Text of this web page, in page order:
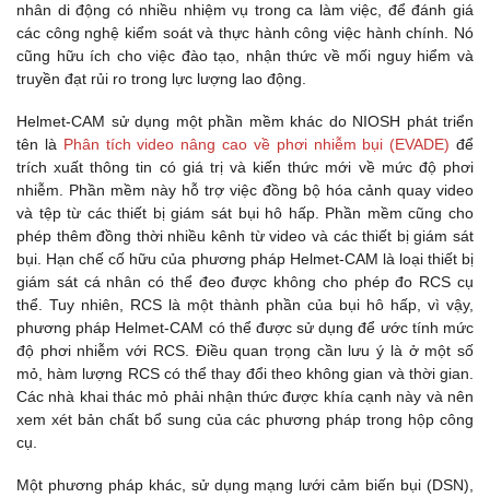
nhân di động có nhiều nhiệm vụ trong ca làm việc, để đánh giá
các công nghệ kiểm soát và thực hành công việc hành chính. Nó
cũng hữu ích cho việc đào tạo, nhận thức về mối nguy hiểm và
truyền đạt rủi ro trong lực lượng lao động.
Helmet-CAM sử dụng một phần mềm khác do NIOSH phát triển
tên là Phân tích video nâng cao về phơi nhiễm bụi (EVADE) để
trích xuất thông tin có giá trị và kiến ​​thức mới về mức độ phơi
nhiễm. Phần mềm này hỗ trợ việc đồng bộ hóa cảnh quay video
và tệp từ các thiết bị giám sát bụi hô hấp. Phần mềm cũng cho
phép thêm đồng thời nhiều kênh từ video và các thiết bị giám sát
bụi. Hạn chế cố hữu của phương pháp Helmet-CAM là loại thiết bị
giám sát cá nhân có thể đeo được không cho phép đo RCS cụ
thể. Tuy nhiên, RCS là một thành phần của bụi hô hấp, vì vậy,
phương pháp Helmet-CAM có thể được sử dụng để ước tính mức
độ phơi nhiễm với RCS. Điều quan trọng cần lưu ý là ở một số
mỏ, hàm lượng RCS có thể thay đổi theo không gian và thời gian.
Các nhà khai thác mỏ phải nhận thức được khía cạnh này và nên
xem xét bản chất bổ sung của các phương pháp trong hộp công
cụ.
Một phương pháp khác, sử dụng mạng lưới cảm biến bụi (DSN),